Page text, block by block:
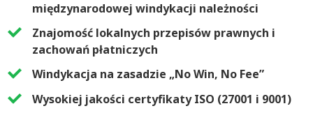
międzynarodowej windykacji należności
Znajomość lokalnych przepisów prawnych i
zachowań płatniczych
Windykacja na zasadzie „No Win, No Fee”
Wysokiej jakości certyfikaty ISO (27001 i 9001)